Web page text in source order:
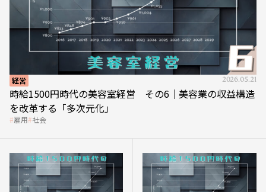
経営 2026.05.21
時給1500円時代の美容室経営 その6｜美容業の収益構造
を改革する「多次元化」
雇用 社会